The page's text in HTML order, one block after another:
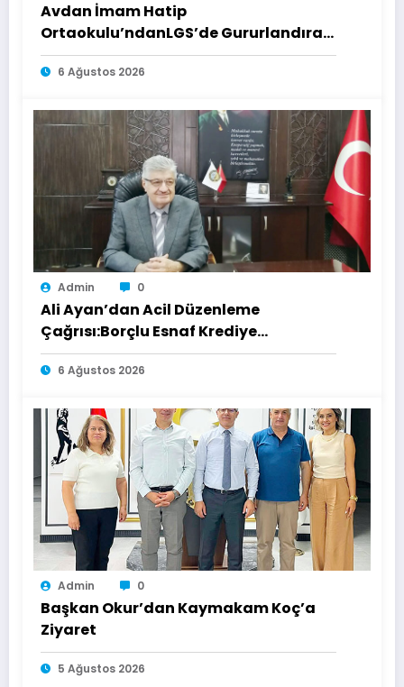
Avdan İmam Hatip
Ortaokulu’ndanLGS’de Gururlandıran
Başarı
6 Ağustos 2026
Admin 0
Ali Ayan’dan Acil Düzenleme
Çağrısı:Borçlu Esnaf Krediye
Ulaşamıyor
6 Ağustos 2026
Admin 0
Başkan Okur’dan Kaymakam Koç’a
Ziyaret
5 Ağustos 2026